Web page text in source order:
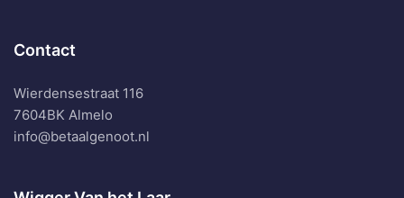
Contact
Wierdensestraat 116
7604BK Almelo
info@betaalgenoot.nl